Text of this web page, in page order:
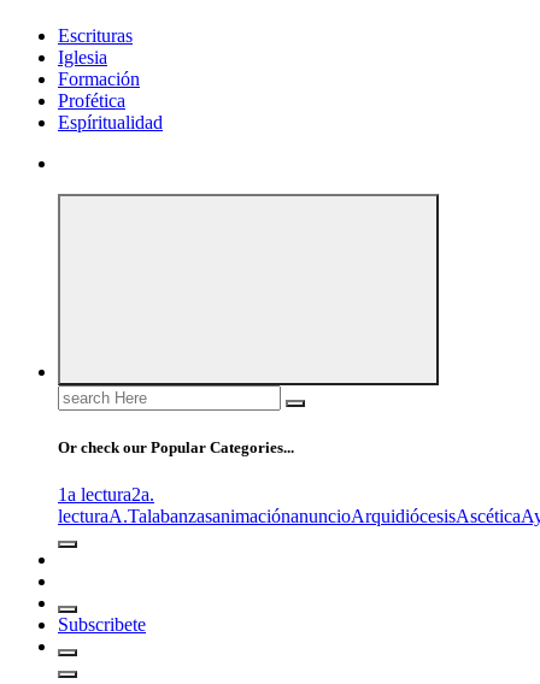
Escrituras
Iglesia
Formación
Profética
Espíritualidad
Search
for:
Or check our Popular Categories...
1a lectura2a.
lecturaA.TalabanzasanimaciónanuncioArquidiócesisAscética
Subscribete